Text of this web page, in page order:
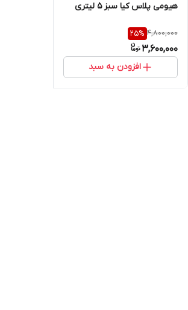
هیومی پلاس کیا سبز 5 لیتری
4,800,000
25%
3,600,000
افزودن به سبد